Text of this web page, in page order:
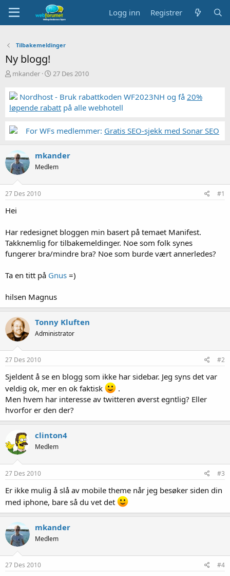
Logg inn Registrer
Tilbakemeldinger
Ny blogg!
T
å
d
s
a
e
r
mkander
S
r
t
a
27 Des 2010
Nordhost - Bruk rabattkoden WF2023NH og få 20%
løpende rabatt på alle webhotell
For WFs medlemmer: Gratis SEO-sjekk med Sonar SEO
mkander
Medlem
27 Des 2010 #1
Hei
Har redesignet bloggen min basert på temaet Manifest.
Takknemlig for tilbakemeldinger. Noe som folk synes
fungerer bra/mindre bra? Noe som burde vært annerledes?
Ta en titt på Gnus =)
hilsen Magnus
Tonny Kluften
Administrator
27 Des 2010 #2
Sjeldent å se en blogg som ikke har sidebar. Jeg syns det var
veldig ok, mer en ok faktisk
.
Men hvem har interesse av twitteren øverst egntlig? Eller
hvorfor er den der?
clinton4
Medlem
27 Des 2010 #3
Er ikke mulig å slå av mobile theme når jeg besøker siden din
med iphone, bare så du vet det
mkander
Medlem
27 Des 2010 #4